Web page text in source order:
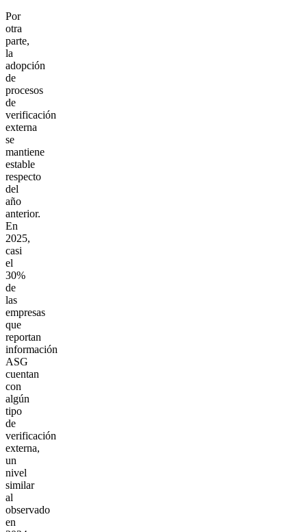
Por
otra
parte,
la
adopción
de
procesos
de
verificación
externa
se
mantiene
estable
respecto
del
año
anterior.
En
2025,
casi
el
30%
de
las
empresas
que
reportan
información
ASG
cuentan
con
algún
tipo
de
verificación
externa,
un
nivel
similar
al
observado
en